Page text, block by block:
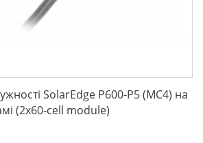
SolarEdge P600-P5 (МС4) на
(2x60-cell module)